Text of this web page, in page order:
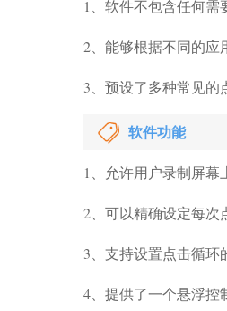
1、软件不包含任何
2、能够根据不同的应
3、预设了多种常见
软件功能
1、允许用户录制屏
2、可以精确设定每次
3、支持设置点击循
4、提供了一个悬浮控